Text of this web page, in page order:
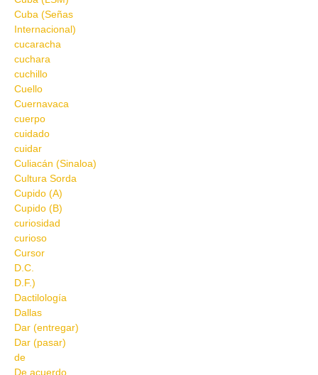
Cuba (Señas
Internacional)
cucaracha
cuchara
cuchillo
Cuello
Cuernavaca
cuerpo
cuidado
cuidar
Culiacán (Sinaloa)
Cultura Sorda
Cupido (A)
Cupido (B)
curiosidad
curioso
Cursor
D.C.
D.F.)
Dactilología
Dallas
Dar (entregar)
Dar (pasar)
de
De acuerdo